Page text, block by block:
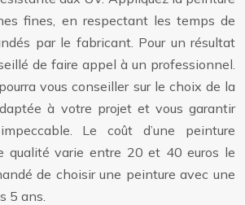
fines, en respectant les temps de
par le fabricant. Pour un résultat
de faire appel à un professionnel.
vous conseiller sur le choix de la
à votre projet et vous garantir
Le coût d’une peinture
qualité varie entre 20 et 40 euros le
de choisir une peinture avec une
5 ans.